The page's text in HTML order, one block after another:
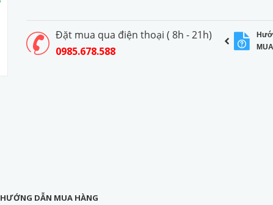
Đặt mua qua điện thoại ( 8h - 21h)
0985.678.588
HƯỚNG DẪN MUA HÀNG